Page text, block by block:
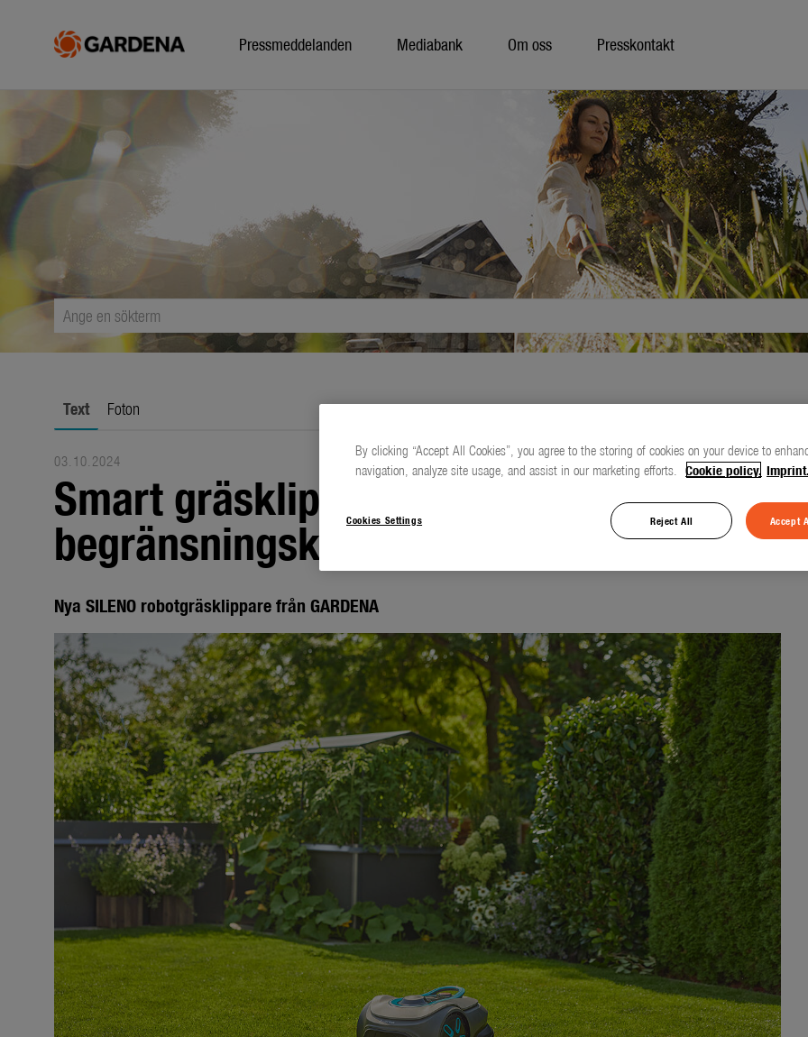
Pressmeddelanden Mediabank Om oss Presskontakt
Text Foton
03.10.2024
Smart gräsklippning utan
begränsningskabel
Nya SILENO robotgräsklippare från GARDENA
By clicking “Accept All Cookies”, you agree to the storing of cookies on your device to
navigation, analyze site usage, and assist in our marketing efforts. Cookie policy. Imprint.
Cookies Settings Reject All Accept